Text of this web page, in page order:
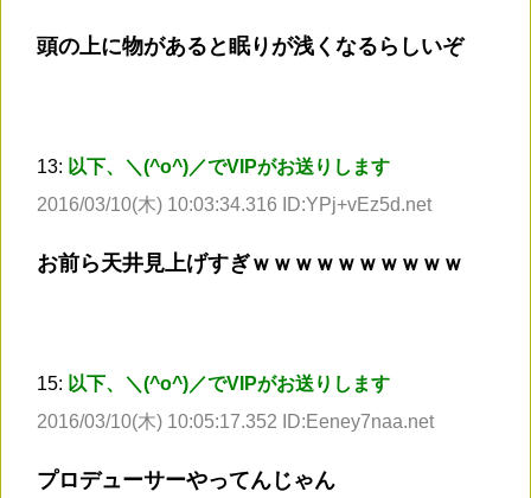
頭の上に物があると眠りが浅くなるらしいぞ
13: 以下、＼(^o^)／でVIPがお送りします
2016/03/10(木) 10:03:34.316 ID:YPj+vEz5d.net
お前ら天井見上げすぎｗｗｗｗｗｗｗｗｗｗ
15: 以下、＼(^o^)／でVIPがお送りします
2016/03/10(木) 10:05:17.352 ID:Eeney7naa.net
プロデューサーやってんじゃん